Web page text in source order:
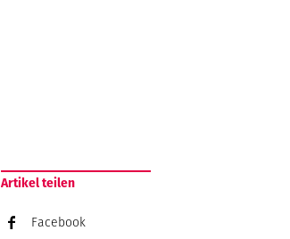
Artikel teilen
Facebook